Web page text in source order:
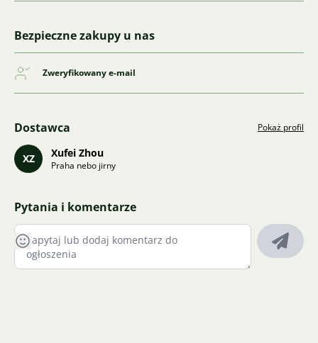
Bezpieczne zakupy u nas
Zweryfikowany e-mail
Dostawca Pokaż profil
XZ Xufei Zhou
Praha nebo jirny
Pytania i komentarze